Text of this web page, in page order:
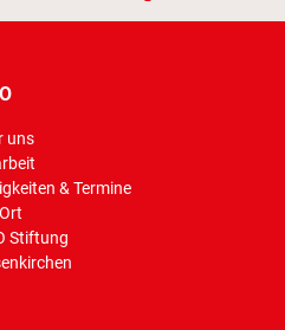
uns
& Termine
Stiftung